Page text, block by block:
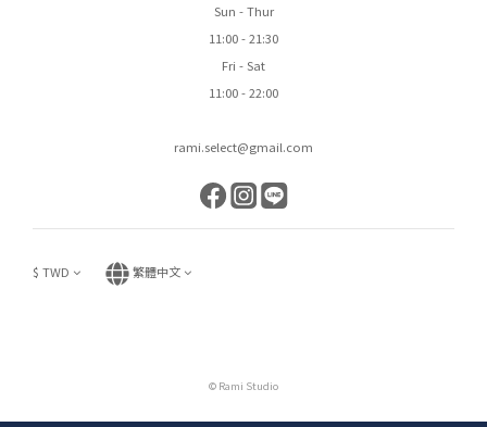
Sun - Thur
11:00 - 21:30
Fri - Sat
11:00 - 22:00
rami.select@gmail.com
$ TWD 繁體中文
© Rami Studio